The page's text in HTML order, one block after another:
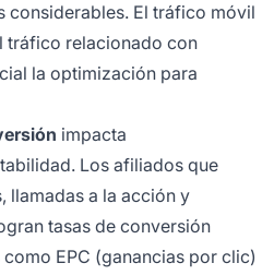
considerables. El tráfico móvil
tráfico relacionado con
la optimización para
impacta
Los afiliados que
llamadas a la acción y
tasas de conversión
EPC (ganancias por clic)